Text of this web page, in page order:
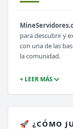
para descubrir y
con una de las
la comunidad.
+ LEER MÁS
🚀 ¿CÓMO